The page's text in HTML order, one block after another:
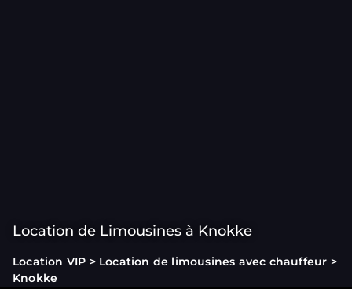
Location de Limousines à Knokke
Location VIP > Location de limousines avec chauffeur >
Knokke